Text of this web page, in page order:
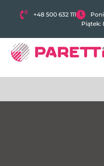
+48 500 632 111
Piątek: